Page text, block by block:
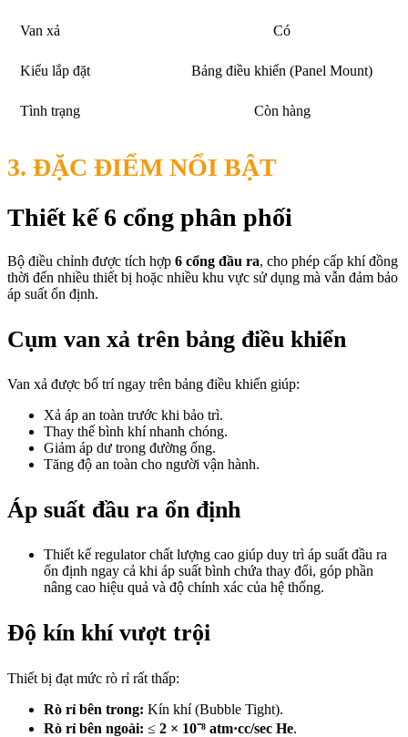
Van xả Có
Kiểu lắp đặt Bảng điều khiển (Panel Mount)
Tình trạng Còn hàng
3. ĐẶC ĐIỂM NỔI BẬT
Thiết kế 6 cổng phân phối
Bộ điều chỉnh được tích hợp 6 cổng đầu ra, cho phép cấp khí đồng
thời đến nhiều thiết bị hoặc nhiều khu vực sử dụng mà vẫn đảm bảo
áp suất ổn định.
Cụm van xả trên bảng điều khiển
Van xả được bố trí ngay trên bảng điều khiển giúp:
Xả áp an toàn trước khi bảo trì.
Thay thế bình khí nhanh chóng.
Giảm áp dư trong đường ống.
Tăng độ an toàn cho người vận hành.
Áp suất đầu ra ổn định
Thiết kế regulator chất lượng cao giúp duy trì áp suất đầu ra
ổn định ngay cả khi áp suất bình chứa thay đổi, góp phần
nâng cao hiệu quả và độ chính xác của hệ thống.
Độ kín khí vượt trội
Thiết bị đạt mức rò rỉ rất thấp:
Rò rỉ bên trong: Kín khí (Bubble Tight).
Rò rỉ bên ngoài: ≤ 2 × 10⁻⁸ atm·cc/sec He.